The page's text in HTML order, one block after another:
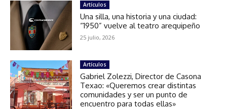
Artículos
Una silla, una historia y una ciudad:
“1950” vuelve al teatro arequipeño
25 julio, 2026
Artículos
Gabriel Zolezzi, Director de Casona
Texao: «Queremos crear distintas
comunidades y ser un punto de
encuentro para todas ellas»